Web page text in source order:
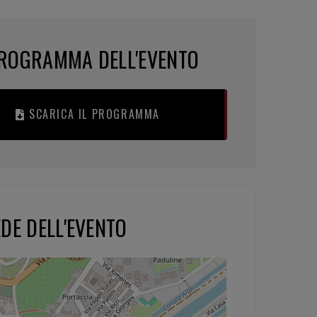
DELL'EVENTO
SCARICA IL PROGRAMMA
DELL'EVENTO